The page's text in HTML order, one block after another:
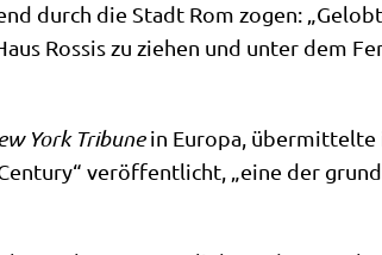
durch die Stadt Rom zogen:
Ros­sis zu zie­hen und unter dem
York Tri­bu­nein Euro­pa,
ver­öf­fent­licht, „eine der